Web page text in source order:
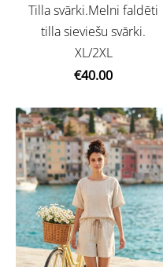
Tilla svārki.Melni faldēti
tilla sieviešu svārki.
XL/2XL
€40.00